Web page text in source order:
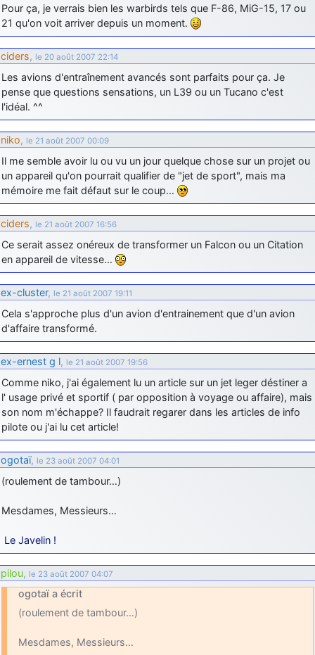
Pour ça, je verrais bien les warbirds tels que F-86, MiG-15, 17 ou
21 qu'on voit arriver depuis un moment.
ciders, le 20 août 2007 22:14
Les avions d'entraînement avancés sont parfaits pour ça. Je
pense que questions sensations, un L39 ou un Tucano c'est
l'idéal. ^^
niko, le 21 août 2007 00:09
Il me semble avoir lu ou vu un jour quelque chose sur un projet ou
un appareil qu'on pourrait qualifier de "jet de sport", mais ma
mémoire me fait défaut sur le coup…
ciders, le 21 août 2007 16:56
Ce serait assez onéreux de transformer un Falcon ou un Citation
en appareil de vitesse…
ex-cluster, le 21 août 2007 19:11
Cela s'approche plus d'un avion d'entrainement que d'un avion
d'affaire transformé.
ex-ernest g l, le 21 août 2007 19:56
Comme niko, j'ai également lu un article sur un jet leger déstiner a
l' usage privé et sportif ( par opposition à voyage ou affaire), mais
son nom m'échappe? Il faudrait regarer dans les articles de info
pilote ou j'ai lu cet article!
ogotaï, le 23 août 2007 04:01
(roulement de tambour…)
Mesdames, Messieurs…
Le Javelin !
pilou, le 23 août 2007 04:07
ogotaï a écrit
(roulement de tambour…)
Mesdames, Messieurs…